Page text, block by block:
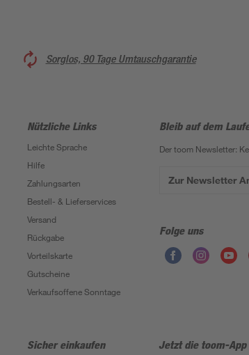
Sorglos, 90 Tage Umtauschgarantie
Nützliche Links
Leichte Sprache
Hilfe
Zahlungsarten
Bestell- & Lieferservices
Versand
Rückgabe
Vorteilskarte
Gutscheine
Verkaufsoffene Sonntage
Bleib auf dem
Der toom Newsletter:
Zur Newsletter
Folge uns
Sicher einkaufen Jetzt die toom-